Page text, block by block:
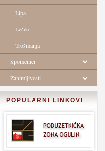
Lipa
Lešće
Trošmarija
Spomenici
Zanimljivosti
POPULARNI LINKOVI